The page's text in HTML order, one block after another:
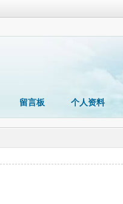
留言板 个人资料